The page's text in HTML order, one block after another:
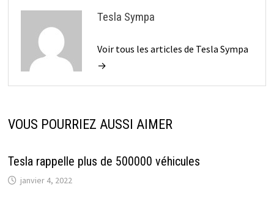
Tesla Sympa
Voir tous les articles de Tesla Sympa
→
VOUS POURRIEZ AUSSI AIMER
Tesla rappelle plus de 500000 véhicules
janvier 4, 2022